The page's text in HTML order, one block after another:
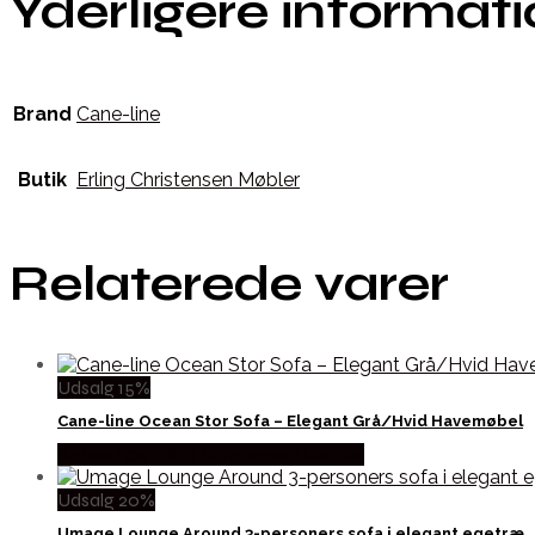
Brand Cane-line
Butik Erling Christensen Møbler
Relaterede varer
Udsalg 15%
Cane-line Ocean Stor Sofa – Elegant Grå/Hvid Havemøbel
Udsalg 20%